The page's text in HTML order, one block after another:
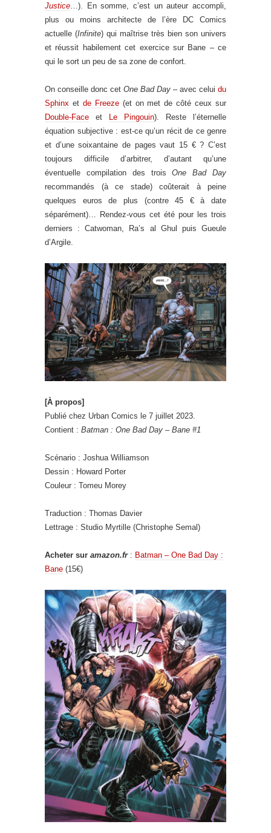
Justice …). En somme, c’est un auteur accompli,
plus ou moins architecte de l’ère DC Comics
actuelle (Infinite) qui maîtrise très bien son univers
et réussit habilement cet exercice sur Bane – ce
qui le sort un peu de sa zone de confort.
On conseille donc cet One Bad Day – avec celui du
Sphinx et de Freeze(et on met de côté ceux sur
Double-Face et Le Pingouin). Reste l’éternelle
équation subjective : est-ce qu’un récit de ce genre
et d’une soixantaine de pages vaut 15 € ? C’est
toujours difficile d’arbitrer, d’autant qu’une
éventuelle compilation des troisOne Bad Day
recommandés (à ce stade) coûterait à peine
quelques euros de plus (contre 45 € à date
séparément)… Rendez-vous cet été pour les trois
derniers : Catwoman, Ra’s al Ghul puis Gueule
d’Argile.
[À propos]
Publié chez Urban Comics le 7 juillet 2023.
Contient : Batman : One Bad Day – Bane #1
Scénario : Joshua Williamson
Dessin : Howard Porter
Couleur : Tomeu Morey
Traduction : Thomas Davier
Lettrage : Studio Myrtille (Christophe Semal)
Acheter sur amazon.fr: Batman – One Bad Day :
Bane (15€)